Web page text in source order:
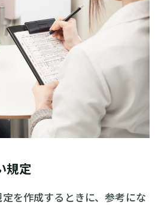
規定
を作成するときに、参考にな